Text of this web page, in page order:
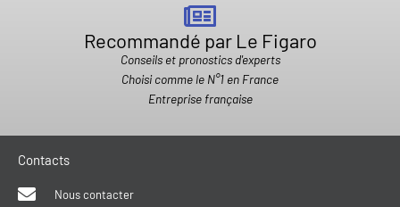
Recommandé par Le Figaro
Conseils et pronostics d'experts
Choisi comme le N°1 en France
Entreprise française
Contacts
Nous contacter